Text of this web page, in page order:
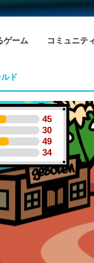
ゲーム コミュニテ
ド
45
30
49
34